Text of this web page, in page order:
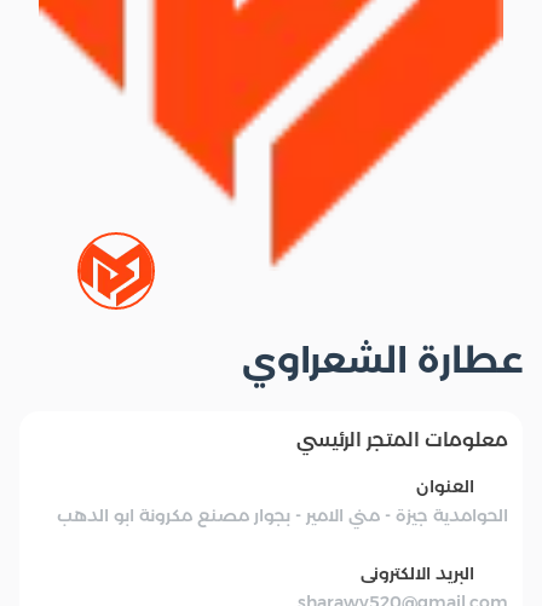
عطارة الشعراوي
معلومات المتجر الرئيسي
العنوان
الحوامدية جيزة - مني الامير - بجوار مصنع مكرونة ابو الدهب
البريد الالكترونى